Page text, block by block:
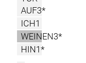
AUF3*
ICH1
WEINEN3*
HIN1*